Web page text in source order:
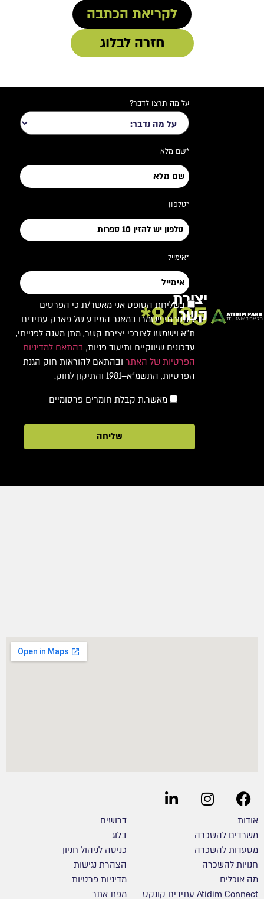
חזרה לבלוג
לקריאת הכתבה
8485*
יצירת
קשר
על מה תרצו לדבר?
*שם מלא
*טלפון
*אימייל
בשליחת הטופס אני מאשר/ת כי הפרטים
שמסרתי יישמרו במאגר המידע של פארק עתידים
ת"א וישמשו לצורכי יצירת קשר, מתן מענה לפנייתי,
עדכונים שיווקיים ותיעוד פניות, בהתאם למדיניות
הפרטיות של האתרובהתאם להוראות חוק הגנת
הפרטיות, התשמ"א–1981 והתיקון לחוק.
מאשר.ת קבלת חומרים פרסומיים
שליחה
אודות
משרדים להשכרה
מסעדות להשכרה
חנויות להשכרה
מה אוכלים
Atidim Connect עתידים קונקט
דרושים
בלוג
כניסה לניהול חניון
הצהרת נגישות
מדיניות פרטיות
מפת אתר